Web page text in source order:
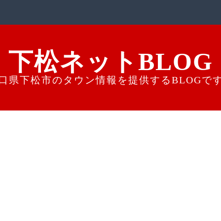
下松ネットBLOG
県下松市のタウン情報を提供するBLOGで